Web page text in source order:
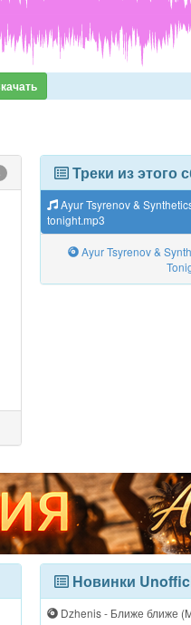
Треки из этого
Ayur Tsyrenov &
tonight.mp3
Ayur Tsyrenov &
Новинки
Dzhenis - Ближе ближе